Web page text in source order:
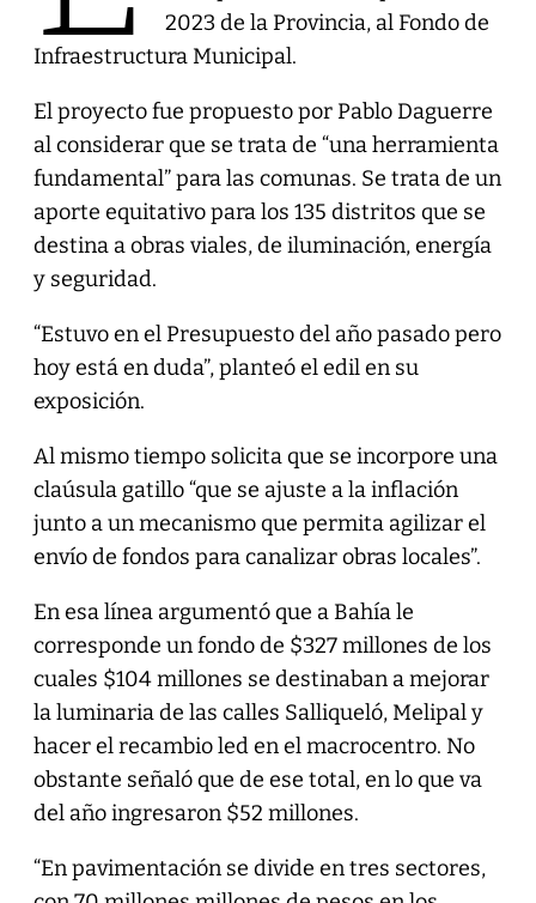
2023 de la Provincia, al Fondo de
Infraestructura Municipal.
El proyecto fue propuesto por Pablo Daguerre
al considerar que se trata de “una herramienta
fundamental” para las comunas. Se trata de un
aporte equitativo para los 135 distritos que se
destina a obras viales, de iluminación, energía
y seguridad.
“Estuvo en el Presupuesto del año pasado pero
hoy está en duda”, planteó el edil en su
exposición.
Al mismo tiempo solicita que se incorpore una
claúsula gatillo “que se ajuste a la inflación
junto a un mecanismo que permita agilizar el
envío de fondos para canalizar obras locales”.
En esa línea argumentó que a Bahía le
corresponde un fondo de $327 millones de los
cuales $104 millones se destinaban a mejorar
la luminaria de las calles Salliqueló, Melipal y
hacer el recambio led en el macrocentro. No
obstante señaló que de ese total, en lo que va
del año ingresaron $52 millones.
“En pavimentación se divide en tres sectores,